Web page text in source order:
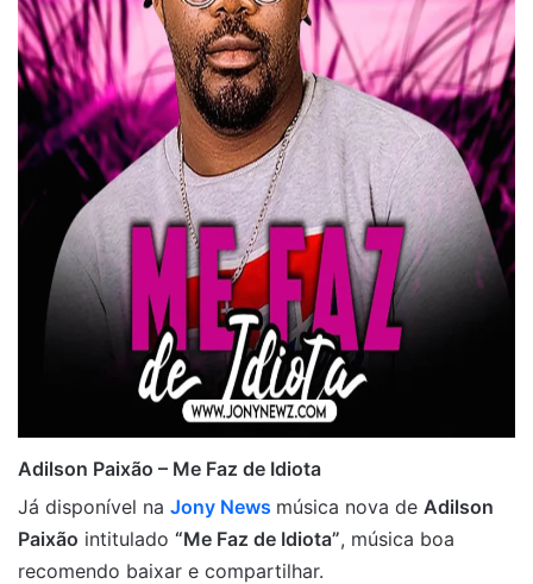
Adilson Paixão – Me Faz de Idiota
Já disponível na Jony News música nova de Adilson
Paixão intitulado “Me Faz de Idiota”, música boa
recomendo baixar e compartilhar.